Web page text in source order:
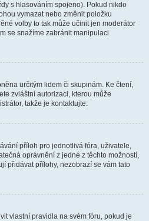
s hlasováním spojeno). Pokud nikdo
vymazat nebo změnit položku
volby to tak může učinit jen moderátor
se snažíme zabránit manipulaci
určitým lidem či skupinám. Ke čtení,
zvláštní autorizaci, kterou může
takže je kontaktujte.
příloh pro jednotlivá fóra, uživatele,
oprávnění z jedné z těchto možností,
přidávat přílohy, nezobrazí se vám tato
vlastní pravidla na svém fóru, pokud je